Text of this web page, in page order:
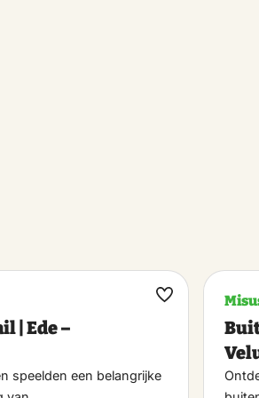
| Ede –
speelden een belangrijke
Maak